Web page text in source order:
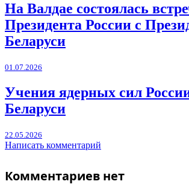
На Валдае состоялась
Президента России с
Беларуси
01.07.2026
Учения ядерных сил
Беларуси
22.05.2026
Написать комментарий
Комментариев нет